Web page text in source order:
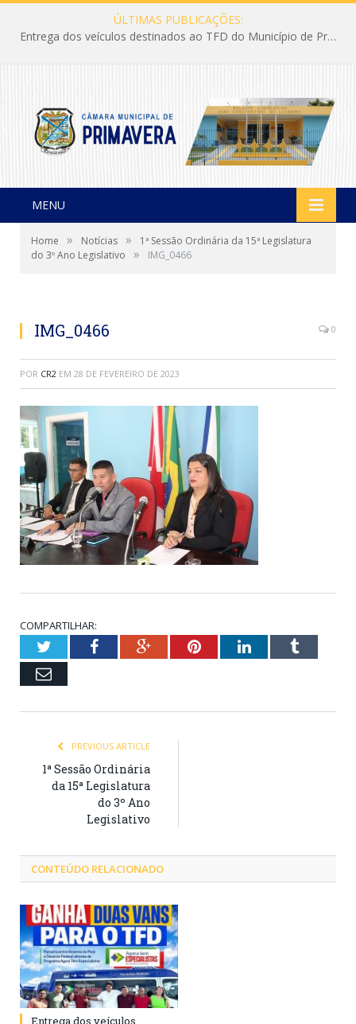
ÚLTIMAS PUBLICAÇÕES:
Entrega dos veículos destinados ao TFD do Município de Primavera
MENU
Home » Notícias »
1ª Sessão Ordinária da 15ª Legislatura
do 3º Ano Legislativo
» IMG_0466
IMG_0466 0
POR CR2 EM 28 DE FEVEREIRO DE 2023
COMPARTILHAR:
TwitterFacebookGoogle+PinterestLinkedInTumblr
Email
PREVIOUS ARTICLE
1ª Sessão Ordinária
da 15ª Legislatura
do 3º Ano
Legislativo
CONTEÚDO RELACIONADO
Entrega dos veículos